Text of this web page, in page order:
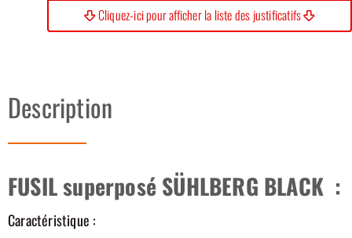
Cliquez-ici pour afficher la liste des justificatifs
Description
FUSIL superposé SÜHLBERG BLACK :
Caractéristique :